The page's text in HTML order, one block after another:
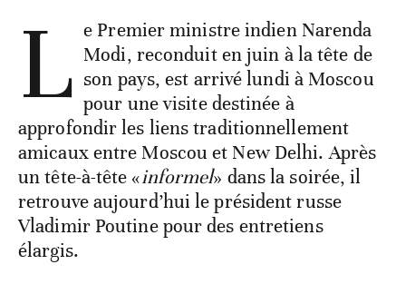
L e Premier ministre indien Narenda
Modi, reconduit en juin à la tête de
son pays, est arrivé lundi à Moscou
pour une visite destinée à
approfondir les liens traditionnellement
amicaux entre Moscou et New Delhi. Après
un tête-à-tête «informel» dans la soirée, il
retrouve aujourd’hui le président russe
Vladimir Poutine pour des entretiens
élargis.